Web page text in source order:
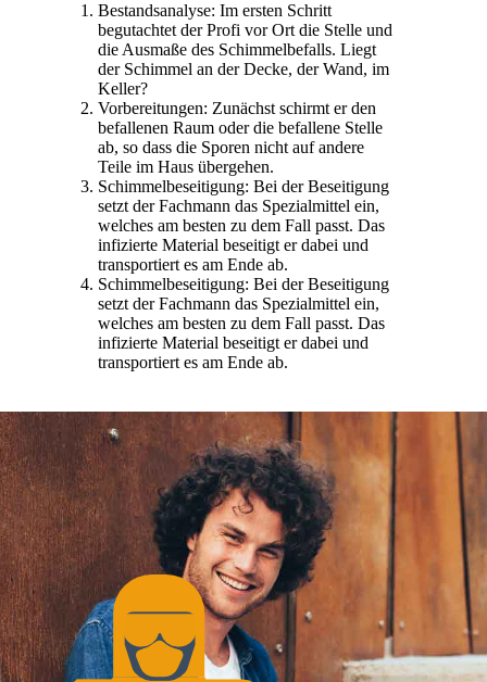
Bestandsanalyse: Im ersten Schritt
begutachtet der Profi vor Ort die Stelle und
die Ausmaße des Schimmelbefalls. Liegt
der Schimmel an der Decke, der Wand, im
Keller?
Vorbereitungen: Zunächst schirmt er den
befallenen Raum oder die befallene Stelle
ab, so dass die Sporen nicht auf andere
Teile im Haus übergehen.
Schimmelbeseitigung: Bei der Beseitigung
setzt der Fachmann das Spezialmittel ein,
welches am besten zu dem Fall passt. Das
infizierte Material beseitigt er dabei und
transportiert es am Ende ab.
Schimmelbeseitigung: Bei der Beseitigung
setzt der Fachmann das Spezialmittel ein,
welches am besten zu dem Fall passt. Das
infizierte Material beseitigt er dabei und
transportiert es am Ende ab.